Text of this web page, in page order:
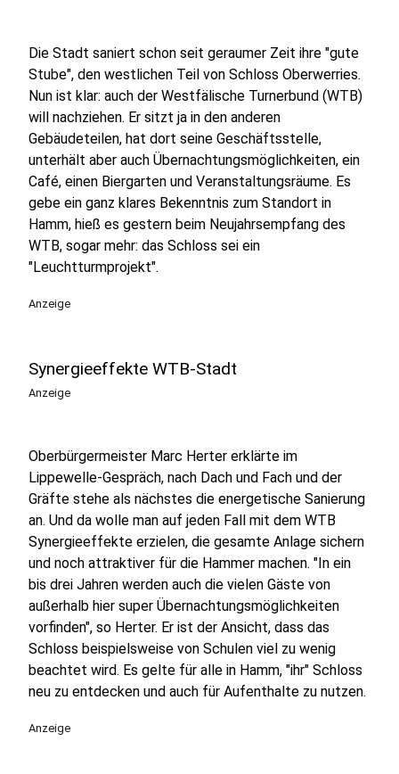
Die Stadt saniert schon seit geraumer Zeit ihre "gute
Stube", den westlichen Teil von Schloss Oberwerries.
Nun ist klar: auch der Westfälische Turnerbund (WTB)
will nachziehen. Er sitzt ja in den anderen
Gebäudeteilen, hat dort seine Geschäftsstelle,
unterhält aber auch Übernachtungsmöglichkeiten, ein
Café, einen Biergarten und Veranstaltungsräume. Es
gebe ein ganz klares Bekenntnis zum Standort in
Hamm, hieß es gestern beim Neujahrsempfang des
WTB, sogar mehr: das Schloss sei ein
"Leuchtturmprojekt".
Anzeige
Synergieeffekte WTB-Stadt
Anzeige
Oberbürgermeister Marc Herter erklärte im
Lippewelle-Gespräch, nach Dach und Fach und der
Gräfte stehe als nächstes die energetische Sanierung
an. Und da wolle man auf jeden Fall mit dem WTB
Synergieeffekte erzielen, die gesamte Anlage sichern
und noch attraktiver für die Hammer machen. "In ein
bis drei Jahren werden auch die vielen Gäste von
außerhalb hier super Übernachtungsmöglichkeiten
vorfinden", so Herter. Er ist der Ansicht, dass das
Schloss beispielsweise von Schulen viel zu wenig
beachtet wird. Es gelte für alle in Hamm, "ihr" Schloss
neu zu entdecken und auch für Aufenthalte zu nutzen.
Anzeige